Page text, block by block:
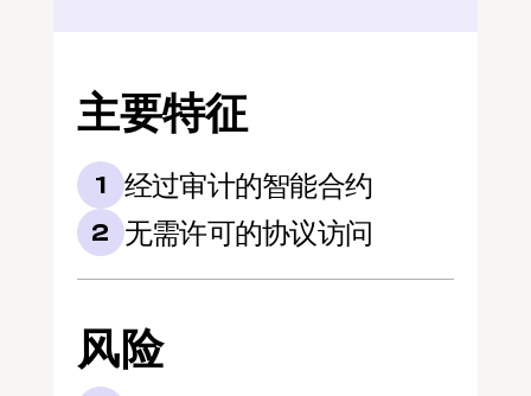
主要特征
1 经过审计的智能合约
2 无需许可的协议访问
风险